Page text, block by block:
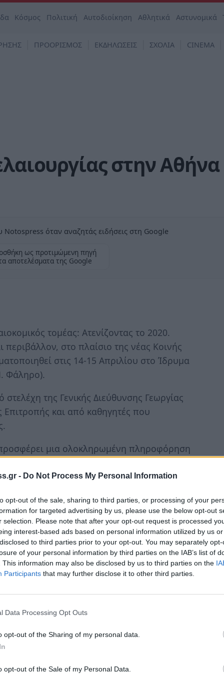
- Do Not Process My Personal Information
opt-out of the sale, sharing to third parties, or processing of your
for targeted advertising by us, please use the below opt-out
selection. Please note that after your opt-out request is processed
interest-based ads based on personal information utilized by us
to third parties prior to your opt-out. You may separately
of your personal information by third parties on the IAB’s list of
This information may also be disclosed by us to third parties on the
Participants that may further disclose it to other third parties.
Data Processing Opt Outs
opt-out of the Sharing of my personal data.
opt-out of the Sale of my Personal Data.
Κόσμος Πολιτική Αυτοδιοίκηση Αθλητικά Αστυνομικά
ΠΡΟΟΡΙΣΜΟΣ ΕΚΔΗΛΩΣΕΙΣ ΣΧΟΛΙΑ CINEMA
στην Αθήνα
όταν αναζητάς ειδήσεις στη Google
ως προτιμώμενη πηγή
αποτελέσματα της Google
τομέας: Ατενίζοντας το 2020.
περιβάλλον, στο πλαίσιο της νέας Κοινής
στις 14-15 Απριλίου στο Ίδρυμα
Φάληρο).
της Γενικής Διεύθυνσης Γεωργίας
Επιτροπής και από καθηγητές που
μια ολοκληρωμένη πληροφόρηση
στην Κοινή Αγροτική Πολιτική, την
επιστημονικές και τεχνολογικές
και Ελαιόλαδο» και η ΑΞΙΟΝ Εκδοτική,
μπορούν να επισκέπτονται την
.